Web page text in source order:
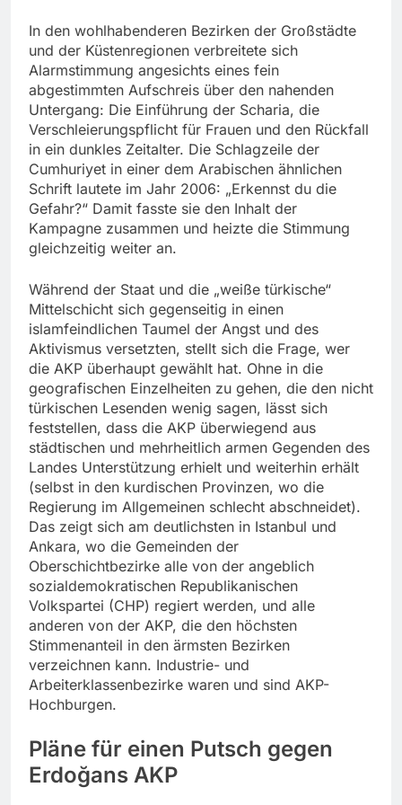
In den wohlhabenderen Bezirken der Großstädte
und der Küstenregionen verbreitete sich
Alarmstimmung angesichts eines fein
abgestimmten Aufschreis über den nahenden
Untergang: Die Einführung der Scharia, die
Verschleierungspflicht für Frauen und den Rückfall
in ein dunkles Zeitalter. Die Schlagzeile der
Cumhuriyet in einer dem Arabischen ähnlichen
Schrift lautete im Jahr 2006: „Erkennst du die
Gefahr?“ Damit fasste sie den Inhalt der
Kampagne zusammen und heizte die Stimmung
gleichzeitig weiter an.
Während der Staat und die „weiße türkische“
Mittelschicht sich gegenseitig in einen
islamfeindlichen Taumel der Angst und des
Aktivismus versetzten, stellt sich die Frage, wer
die AKP überhaupt gewählt hat. Ohne in die
geografischen Einzelheiten zu gehen, die den nicht
türkischen Lesenden wenig sagen, lässt sich
feststellen, dass die AKP überwiegend aus
städtischen und mehrheitlich armen Gegenden des
Landes Unterstützung erhielt und weiterhin erhält
(selbst in den kurdischen Provinzen, wo die
Regierung im Allgemeinen schlecht abschneidet).
Das zeigt sich am deutlichsten in Istanbul und
Ankara, wo die Gemeinden der
Oberschichtbezirke alle von der angeblich
sozialdemokratischen Republikanischen
Volkspartei (CHP) regiert werden, und alle
anderen von der AKP, die den höchsten
Stimmenanteil in den ärmsten Bezirken
verzeichnen kann. Industrie- und
Arbeiterklassenbezirke waren und sind AKP-
Hochburgen.
Pläne für einen Putsch gegen
Erdoğans AKP